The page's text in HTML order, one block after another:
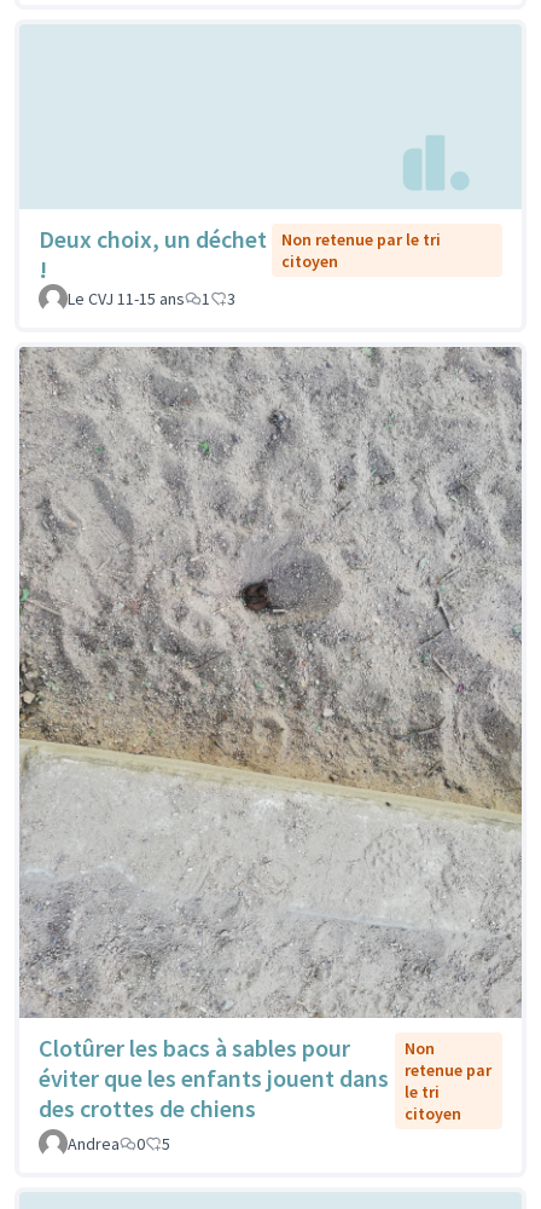
Deux choix, un déchet
!
Non retenue par le tri
citoyen
Le CVJ 11-15 ans
1 3
Clotûrer les bacs à sables pour
éviter que les enfants jouent dans
des crottes de chiens
Non
retenue par
le tri
citoyen
Andrea
0 5